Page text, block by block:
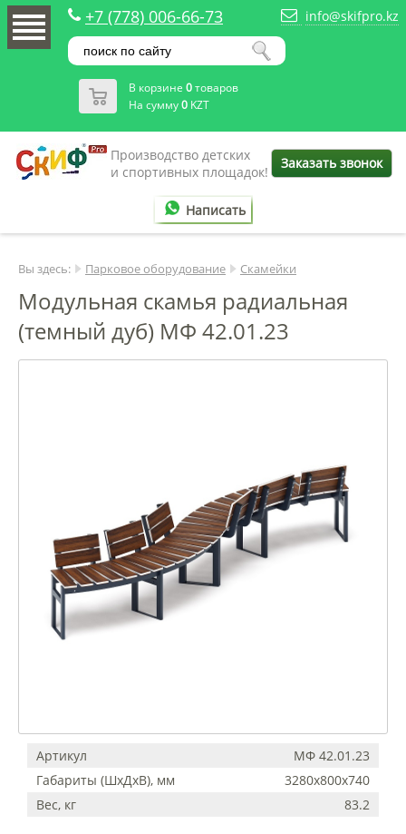
+7 (778) 006-66-73 info@skifpro.kz
В корзине 0товаров
На сумму0 KZT
Производство детских
и спортивных площадок!
Заказать звонок
Написать
Вы здесь: Парковое оборудование Скамейки
Модульная скамья радиальная
(темный дуб) МФ 42.01.23
Артикул
МФ 42.01.23
Габариты (ШхДхВ), мм
3280х800х740
Вес, кг
83.2